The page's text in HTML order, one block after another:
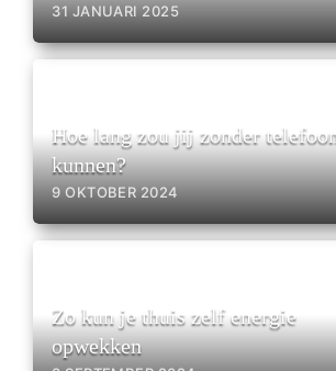
31 JANUARI 2025
Hoe lang zou jij zonder
kunnen?
9 OKTOBER 2024
Zo kun je thuis zelf energie
opwekken